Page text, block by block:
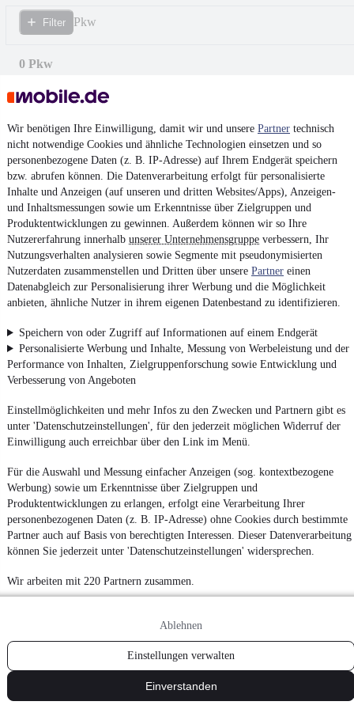
Wir benötigen Ihre Einwilligung, damit wir und unsere Partner technisch
nicht notwendige Cookies und ähnliche Technologien einsetzen und so
personenbezogene Daten (z. B. IP-Adresse) auf Ihrem Endgerät speichern
bzw. abrufen können. Die Datenverarbeitung erfolgt für personalisierte
Inhalte und Anzeigen (auf unseren und dritten Websites/Apps), Anzeigen-
und Inhaltsmessungen sowie um Erkenntnisse über Zielgruppen und
Produktentwicklungen zu gewinnen. Außerdem können wir so Ihre
Nutzererfahrung innerhalb unserer Unternehmensgruppe verbessern, Ihr
Nutzungsverhalten analysieren sowie Segmente mit pseudonymisierten
Nutzerdaten zusammenstellen und Dritten über unsere Partner einen
Datenabgleich zur Personalisierung ihrer Werbung und die Möglichkeit
anbieten, ähnliche Nutzer in ihrem eigenen Datenbestand zu identifizieren.
Speichern von oder Zugriff auf Informationen auf einem Endgerät
Personalisierte Werbung und Inhalte, Messung von Werbeleistung und der
Performance von Inhalten, Zielgruppenforschung sowie Entwicklung und
Verbesserung von Angeboten
Einstellmöglichkeiten und mehr Infos zu den Zwecken und Partnern gibt es
unter 'Datenschutzeinstellungen', für den jederzeit möglichen Widerruf der
Einwilligung auch erreichbar über den Link im Menü.
Für die Auswahl und Messung einfacher Anzeigen (sog. kontextbezogene
Werbung) sowie um Erkenntnisse über Zielgruppen und
Produktentwicklungen zu erlangen, erfolgt eine Verarbeitung Ihrer
personenbezogenen Daten (z. B. IP-Adresse) ohne Cookies durch bestimmte
Partner auch auf Basis von berechtigten Interessen. Dieser Datenverarbeitung
können Sie jederzeit unter 'Datenschutzeinstellungen' widersprechen.
Wir arbeiten mit 220 Partnern zusammen.
Ablehnen
Einstellungen verwalten
Einverstanden
Filter Pkw
0 Pkw
¹MwSt. ausweisbar